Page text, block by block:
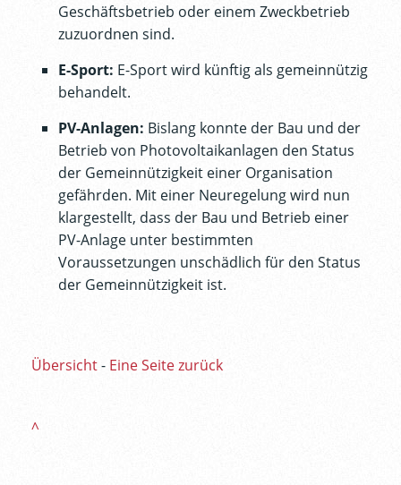
Geschäftsbetrieb oder einem Zweckbetrieb
zuzuordnen sind.
E-Sport: E-Sport wird künftig als gemeinnützig
behandelt.
PV-Anlagen: Bislang konnte der Bau und der
Betrieb von Photovoltaikanlagen den Status
der Gemeinnützigkeit einer Organisation
gefährden. Mit einer Neuregelung wird nun
klargestellt, dass der Bau und Betrieb einer
PV-Anlage unter bestimmten
Voraussetzungen unschädlich für den Status
der Gemeinnützigkeit ist.
Übersicht- Eine Seite zurück
^